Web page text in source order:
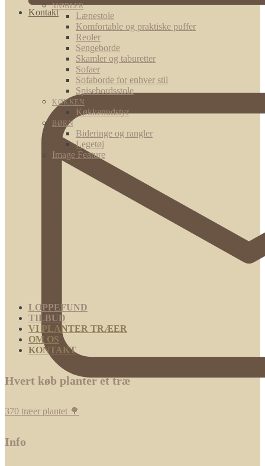
Kontakt
MØBLER
Lænestole
Komfortable og praktiske puffer
Reoler
Sengeborde
Skamler og taburetter
Sofaer
Sofaborde for enhver stil
Spisebordsstole
KØKKEN
Køkkenudstyr
BØRN
Bideringe og rangler
Legetøj
Image Feature
LOPPEFUND
TILBUD
VI PLANTER TRÆER
OM OS
KONTAKT
Hvert køb planter et træ
370 træer plantet 🌳
Info